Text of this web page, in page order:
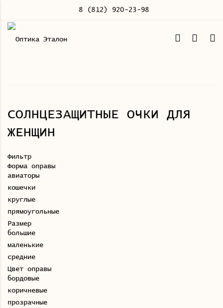
8 (812) 920-23-98
СОЛНЦЕЗАЩИТНЫЕ ОЧКИ ДЛЯ
ЖЕНЩИН
Фильтр
Форма оправы
авиаторы
кошечки
круглые
прямоугольные
Размер
большие
маленькие
средние
Цвет оправы
бордовые
коричневые
прозрачные